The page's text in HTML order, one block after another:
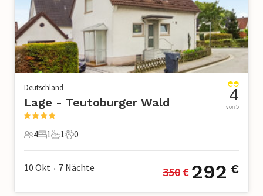
Deutschland
Lage - Teutoburger Wald
4 Gäste
4
1 Schlafzimmer
1
1 Badezimmer
1
0 Haustiere
0
4
von 5
10 Okt • 7 Nächte 350 € 292 €